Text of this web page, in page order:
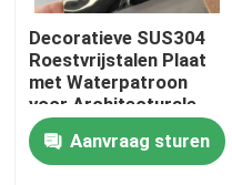
Huis
Producten
Decoratieve SUS304
Roestvrijstalen Plaat
met Waterpatroon
voor Architecturale
Buitenruimtes
Aanvraag sturen